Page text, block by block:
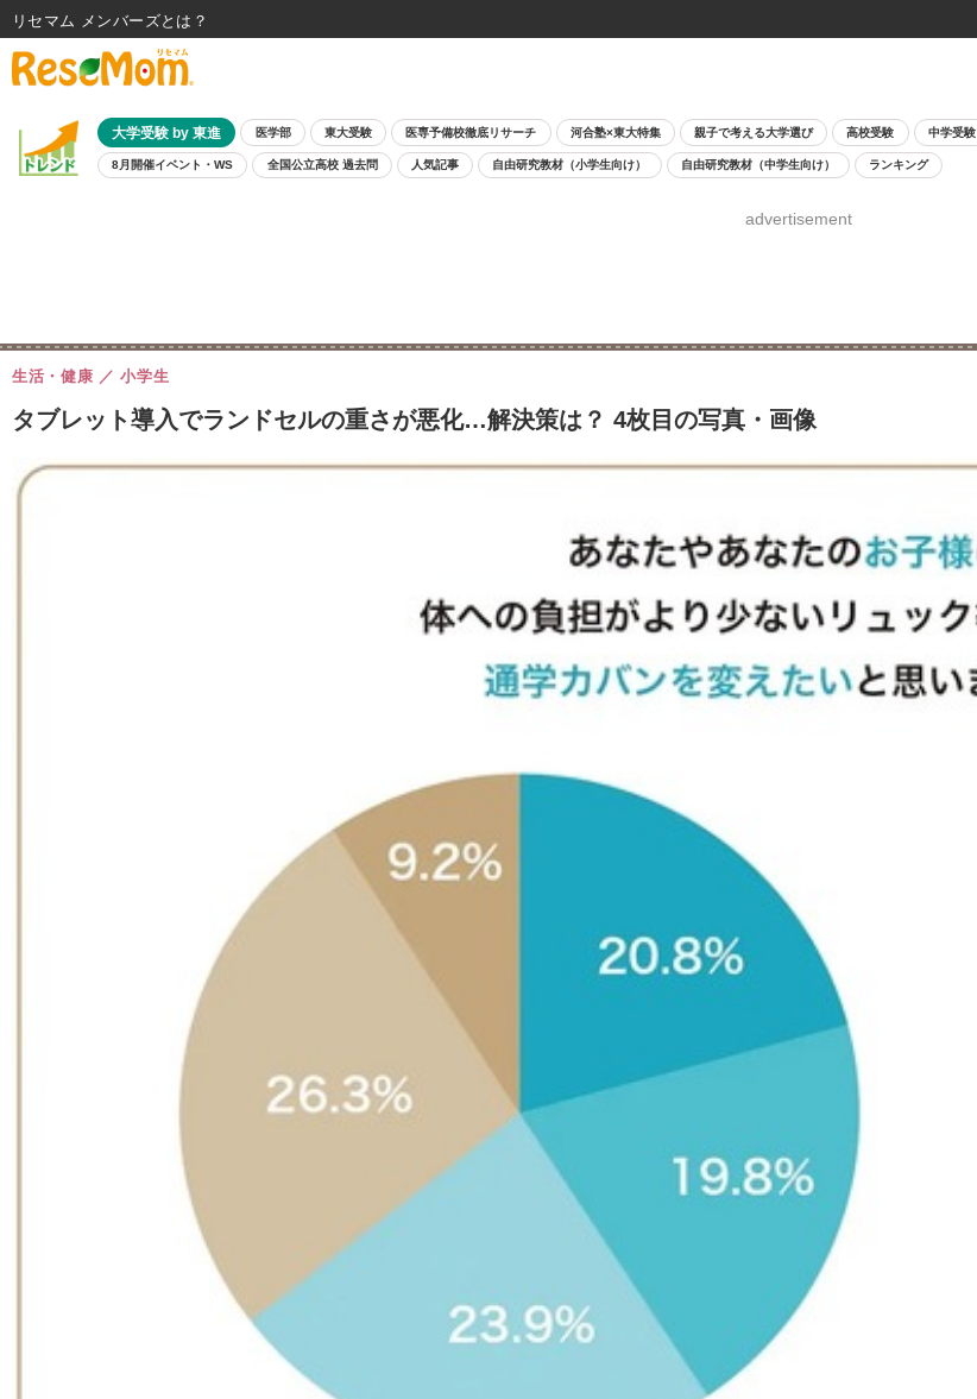
大学受験 by 東進 医学部 東大受験 医専予備校徹底リサーチ 河合塾×東大特集 親子で考える大学選び 高校受験 中学受験
8月開催イベント・WS 全国公立高校 過去問 人気記事 自由研究教材（小学生向け） 自由研究教材（中学生向け） ランキング
advertisement
タブレット導入でランドセルの重さが悪化…解決策は？ 4枚目の写真・画像
生活・健康 小学生
リセマム メンバーズ